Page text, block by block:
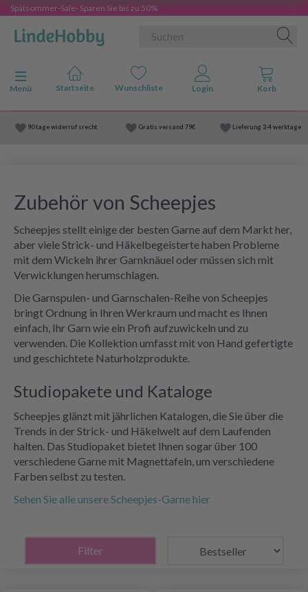
Spätsommer-Sale- Sparen Sie bis zu 50%
Anzeige ändern
Menü
90 tage widerruf srecht Gratis versand 79€ Lieferung 2-4 werktage
Zubehör von Scheepjes
Scheepjes stellt einige der besten Garne auf dem Markt her,
aber viele Strick- und Häkelbegeisterte haben Probleme
mit dem Wickeln ihrer Garnknäuel oder müssen sich mit
Verwicklungen herumschlagen.
Die Garnspulen- und Garnschalen-Reihe von Scheepjes
bringt Ordnung in Ihren Werkraum und macht es Ihnen
einfach, Ihr Garn wie ein Profi aufzuwickeln und zu
verwenden. Die Kollektion umfasst mit von Hand gefertigte
und geschichtete Naturholzprodukte.
Studiopakete und Kataloge
Scheepjes glänzt mit jährlichen Katalogen, die Sie über die
Trends in der Strick- und Häkelwelt auf dem Laufenden
halten. Das Studiopaket bietet Ihnen sogar über 100
verschiedene Garne mit Magnettafeln, um verschiedene
Farben selbst zu testen.
Sehen Sie alle unsere Scheepjes-Garne hier
Filter